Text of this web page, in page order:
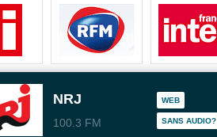
NRJ
100.3 FM
WEB
SANS AUDIO?